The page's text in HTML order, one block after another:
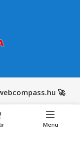
🚀.
Menu